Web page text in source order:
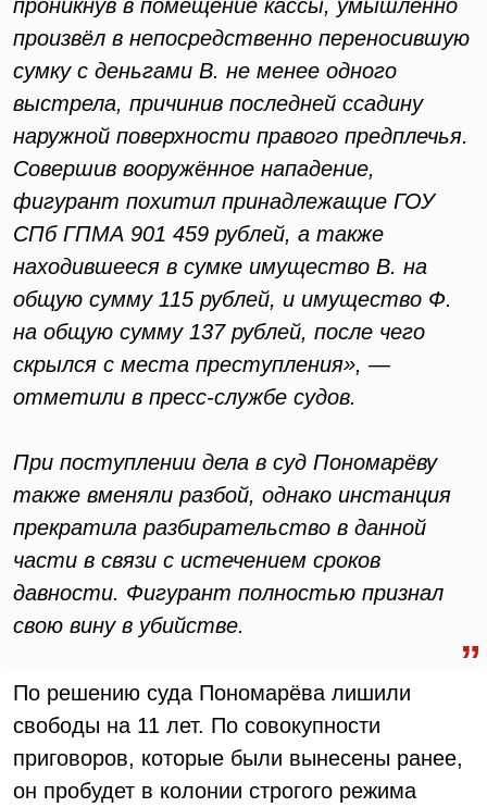
проникнув в помещение кассы, умышленно
произвёл в непосредственно переносившую
сумку с деньгами В. не менее одного
выстрела, причинив последней ссадину
наружной поверхности правого предплечья.
Совершив вооружённое нападение,
фигурант похитил принадлежащие ГОУ
СПб ГПМА 901 459 рублей, а также
находившееся в сумке имущество В. на
общую сумму 115 рублей, и имущество Ф.
на общую сумму 137 рублей, после чего
скрылся с места преступления», —
отметили в пресс-службе судов.
При поступлении дела в суд Пономарёву
также вменяли разбой, однако инстанция
прекратила разбирательство в данной
части в связи с истечением сроков
давности. Фигурант полностью признал
свою вину в убийстве.
По решению суда Пономарёва лишили
свободы на 11 лет. По совокупности
приговоров, которые были вынесены ранее,
он пробудет в колонии строгого режима